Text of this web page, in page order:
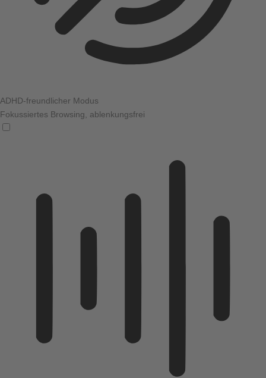
ADHD-freundlicher Modus
Fokussiertes Browsing, ablenkungsfrei